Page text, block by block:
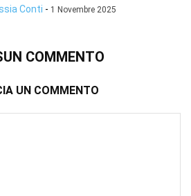
Conti - 1 Novembre 2025
COMMENTO
UN COMMENTO